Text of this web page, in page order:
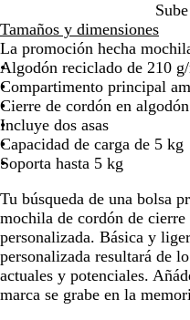
e
a
t
h
e
r
B
l
e
e
a
t
h
e
r
M
a
o
o
n
e
a
t
h
e
r
R
e
e
a
t
h
e
r
B
l
c
k
a
t
u
r
a
l
Tamaños y dimensiones
La promoción hecha
Algodón reciclado de 210 g/
Compartimento principal
Cierre de cordón en algodón
Incluye dos asas
Capacidad de carga de 5 kg
Soporta hasta 5 kg
Tu búsqueda de una bolsa
mochila de cordón de
personalizada. Básica y
personalizada resultará de
actuales y potenciales.
marca se grabe en la